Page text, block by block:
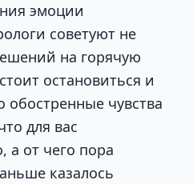
эмоции
советуют не
на горячую
остановиться и
чувства
для вас
а от чего пора
казалось